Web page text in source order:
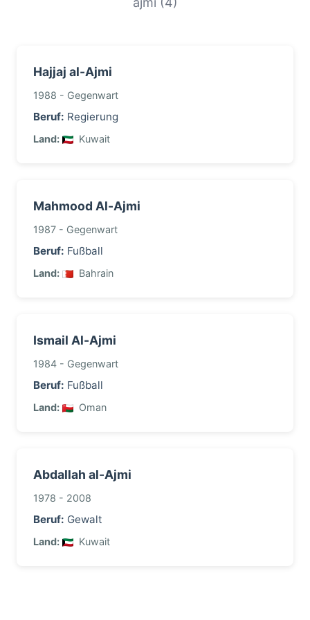
Hajjaj al-Ajmi
1988 - Gegenwart
Beruf: Regierung
Land: Kuwait
Mahmood Al-Ajmi
1987 - Gegenwart
Beruf: Fußball
Land: Bahrain
Ismail Al-Ajmi
1984 - Gegenwart
Beruf: Fußball
Land: Oman
Abdallah al-Ajmi
1978 - 2008
Beruf: Gewalt
Land: Kuwait